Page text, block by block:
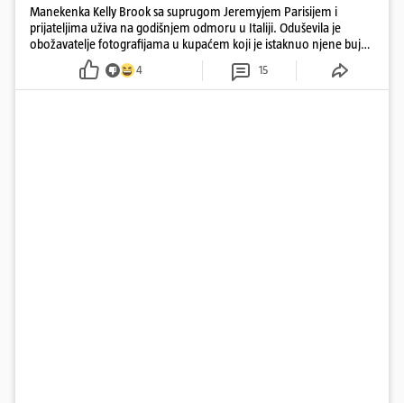
Manekenka Kelly Brook sa suprugom Jeremyjem Parisijem i
prijateljima uživa na godišnjem odmoru u Italiji. Oduševila je
obožavatelje fotografijama u kupaćem koji je istaknuo njene bujne
4 15